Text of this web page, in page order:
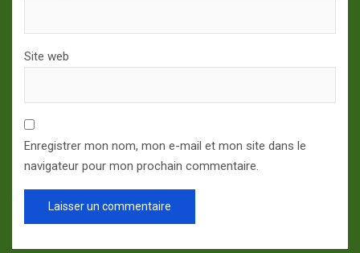
Site web
Enregistrer mon nom, mon e-mail et mon site dans le
navigateur pour mon prochain commentaire.